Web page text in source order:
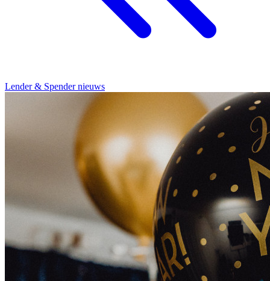
Lender & Spender nieuws